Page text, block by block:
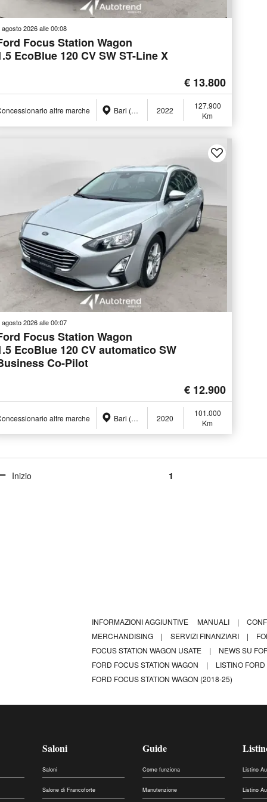
agosto 2026 alle 00:08
Focus Station Wagon
EcoBlue 120 CV SW ST-Line X
€ 13.800
altre marche Bari (BA) 2022
127.900
Km
agosto 2026 alle 00:07
Focus Station Wagon
EcoBlue 120 CV automatico SW
Co-Pilot
€ 12.900
altre marche Bari (BA) 2020
101.000
Km
Inizio 1
INFORMAZIONI AGGIUNTIVE MANUALI |
MERCHANDISING
| SERVIZI FINANZIARI |
FOCUS STATION WAGON USATE
|
NEWS SU
FORD FOCUS STATION WAGON
|
LISTINO
FORD FOCUS STATION WAGON (2018-25)
Saloni
Saloni
Salone di Francoforte
Guide
Come funziona
Manutenzione
Listino
Listino